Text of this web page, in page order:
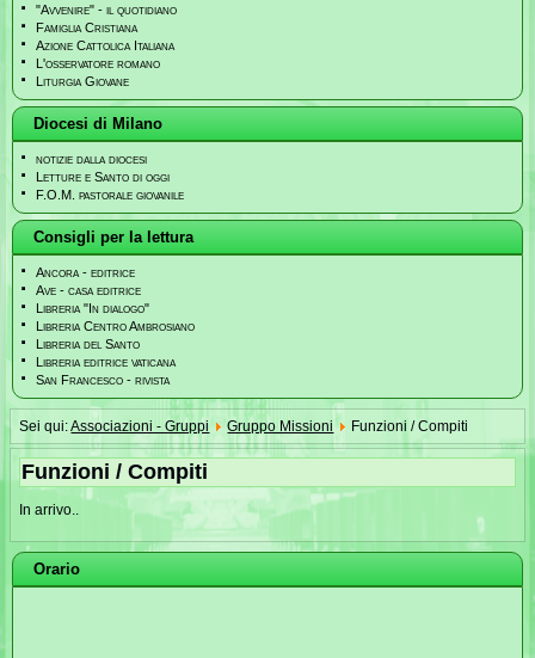
"Avvenire" - il quotidiano
Famiglia Cristiana
Azione Cattolica Italiana
L'osservatore romano
Liturgia Giovane
Diocesi di Milano
notizie dalla diocesi
Letture e Santo di oggi
F.O.M. pastorale giovanile
Consigli per la lettura
Ancora - editrice
Ave - casa editrice
Libreria "In dialogo"
Libreria Centro Ambrosiano
Libreria del Santo
Libreria editrice vaticana
San Francesco - rivista
Sei qui:Associazioni - Gruppi Gruppo Missioni Funzioni / Compiti
Funzioni / Compiti
In arrivo..
Orario